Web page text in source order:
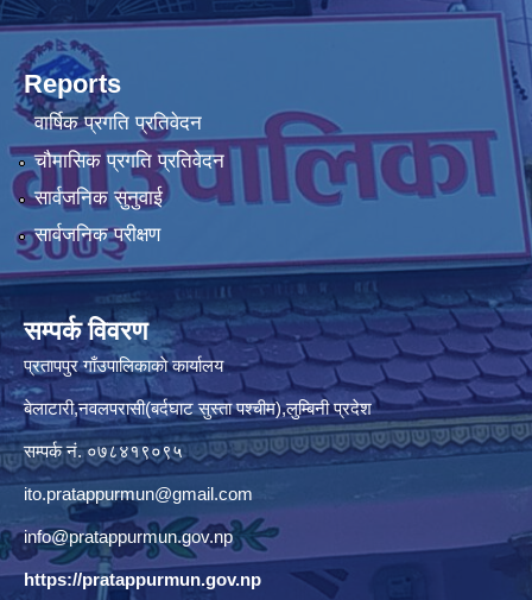
Reports
वार्षिक प्रगति प्रतिवेदन
चौमासिक प्रगति प्रतिवेदन
सार्वजनिक सुनुवाई
सार्वजनिक परीक्षण
सम्पर्क विवरण
प्रतापपुर गाँउपालिकाकाे कार्यालय
बेलाटारी,नवलपरासी(बर्दघाट सुस्ता पश्चीम),लुम्बिनी प्रदेश
सम्पर्क नं. ०७८४१९०९५
ito.pratappurmun@gmail.com
info@pratappurmun.gov.np
https://pratappurmun.gov.np